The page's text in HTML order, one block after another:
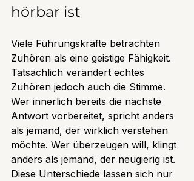
hörbar ist
Viele Führungskräfte betrachten
Zuhören als eine geistige Fähigkeit.
Tatsächlich verändert echtes
Zuhören jedoch auch die Stimme.
Wer innerlich bereits die nächste
Antwort vorbereitet, spricht anders
als jemand, der wirklich verstehen
möchte. Wer überzeugen will, klingt
anders als jemand, der neugierig ist.
Diese Unterschiede lassen sich nur